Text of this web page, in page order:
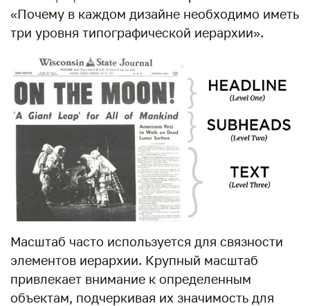
«Почему в каждом дизайне необходимо иметь
три уровня типографической иерархии».
Масштаб часто используется для связности
элементов иерархии. Крупный масштаб
привлекает внимание к определенным
объектам, подчеркивая их значимость для